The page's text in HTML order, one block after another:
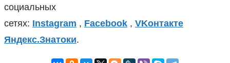
социальных
сетях: Instagram , Facebook , VKонтакте
Яндекс.Знатоки.